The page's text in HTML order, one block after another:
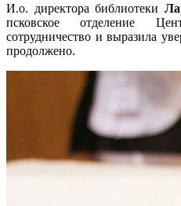
И.о. директора библиотеки
псковское отделение
сотрудничество и выразила
продолжено.